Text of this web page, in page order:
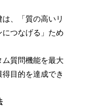
、「質の高いリ
つなげる」ため
質問機能を最大
目的を達成でき